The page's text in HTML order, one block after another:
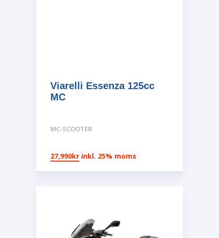
Viarelli Essenza 125cc
MC
MC-SCOOTER
27,990kr inkl. 25% moms